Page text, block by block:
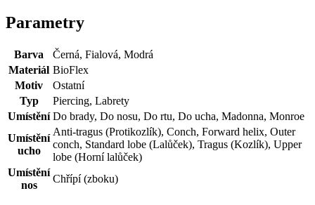
Parametry
Barva
Černá, Fialová, Modrá
Materiál BioFlex
Motiv
Ostatní
Typ
Piercing, Labrety
Umístění Do brady, Do nosu, Do rtu, Do ucha, Madonna, Monroe
Umístění
ucho
Anti-tragus (Protikozlík), Conch, Forward helix, Outer
conch, Standard lobe (Lalůček), Tragus (Kozlík), Upper
lobe (Horní lalůček)
Umístění
nos
Chřípí (zboku)